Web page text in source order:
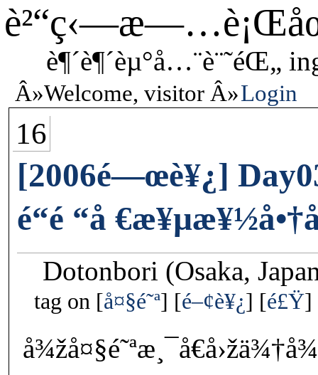
è¶´è¶´èµ°å…¨è¨˜éŒ„
Welcome, visitor Login
16
[2006é—œè¥¿]
é“é “å
Dotonbori (Osaka,
tag on å¤§é˜ª é–¢è¥¿ é£Ÿ